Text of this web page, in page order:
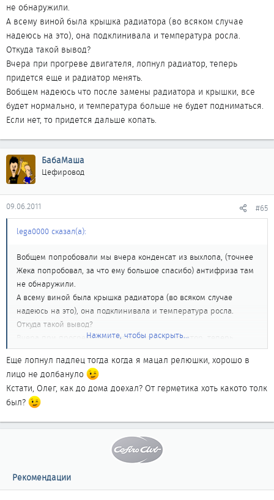
не обнаружили.
А всему виной была крышка радиатора (во всяком случае
надеюсь на это), она подклинивала и температура росла.
Откуда такой вывод?
Вчера при прогреве двигателя, лопнул радиатор, теперь
придется еще и радиатор менять.
Вобщем надеюсь что после замены радиатора и крышки, все
будет нормально, и температура больше не будет подниматься.
Если нет, то придется дальше копать.
БабаМаша
Цефировод
09.06.2011 #65
lega0000 сказал(а):
Вобщем попробовали мы вчера конденсат из выхлопа, (точнее
Жека попробовал, за что ему большое спасибо) антифриза там
не обнаружили.
А всему виной была крышка радиатора (во всяком случае
надеюсь на это), она подклинивала и температура росла.
Откуда такой вывод?
Вчера при прогреве двигателя, лопнул радиатор, теперь
придется еще и радиатор менять.
Вобщем надеюсь что после замены радиатора и крышки, все
будет нормально, и температура больше не будет подниматься.
Если нет, то придется дальше копать.
Нажмите, чтобы раскрыть...
Еще лопнул падлец тогда когда я мацал релюшки, хорошо в
лицо не долбануло
Кстати, Олег, как до дома доехал? От герметика хоть какото толк
был?
Рекомендации